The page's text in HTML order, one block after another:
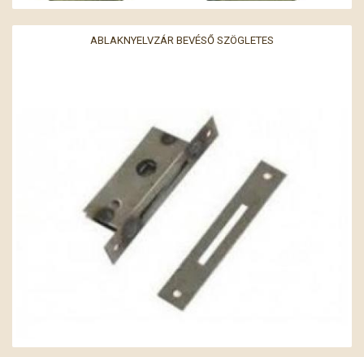
ABLAKNYELVZÁR BEVÉSŐ SZÖGLETES